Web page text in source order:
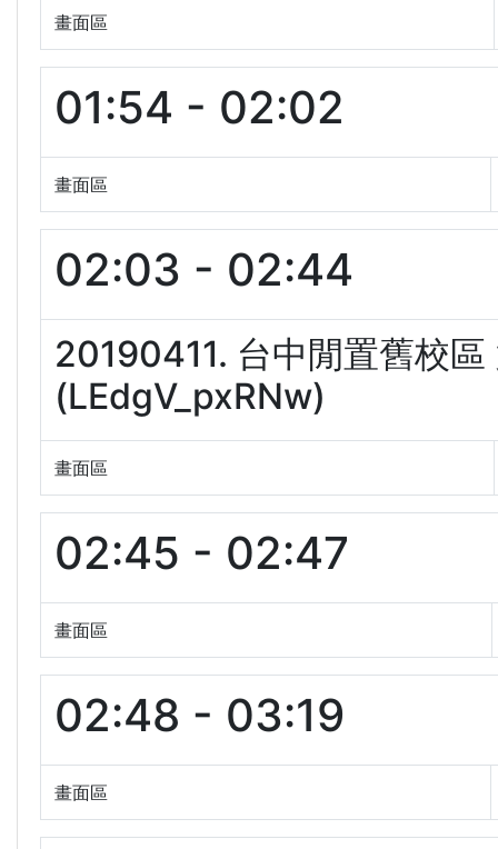
畫面區
01:54 - 02:02
畫面區
02:03 - 02:44
20190411. 台中閒置舊校
(LEdgV_pxRNw)
畫面區
02:45 - 02:47
畫面區
02:48 - 03:19
畫面區